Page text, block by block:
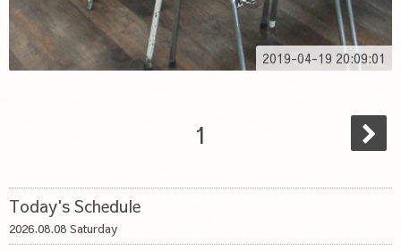
2019-04-19 20:09:01
1
Today's Schedule
2026.08.08 Saturday